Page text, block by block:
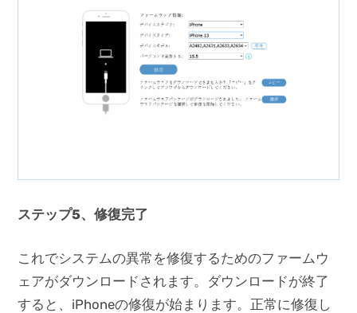
ステップ5、修復完了
これでシステムの異常を修復するためのファームウ
ェアがダウンロードされます。ダウンロードが終了
すると、iPhoneの修復が始まります。正常に修復し